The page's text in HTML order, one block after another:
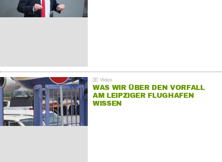
WAS WIR ÜBER DEN VORFALL
AM LEIPZIGER FLUGHAFEN
WISSEN